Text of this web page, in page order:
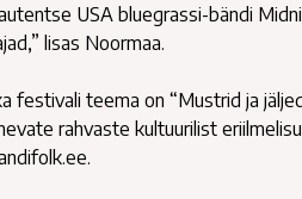
USA bluegrassi-bändi
lisas Noormaa.
festivali teema on “Mustrid ja
rahvaste kultuurilist